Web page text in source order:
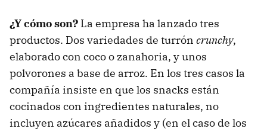
¿Y cómo son? La empresa ha lanzado tres
productos. Dos variedades de turrón crunchy,
elaborado con coco o zanahoria, y unos
polvorones a base de arroz. En los tres casos la
compañía insiste en que los snacks están
cocinados con ingredientes naturales, no
incluyen azúcares añadidos y (en el caso de los